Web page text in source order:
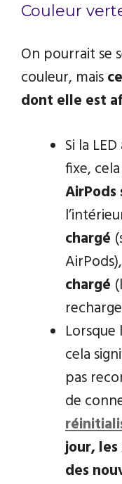
Couleur
On pourrait se
couleur, mais
dont elle est
Si la
fixe,
AirPods
chargé
AirPods),
chargé
cela
pas
de
jour,
des